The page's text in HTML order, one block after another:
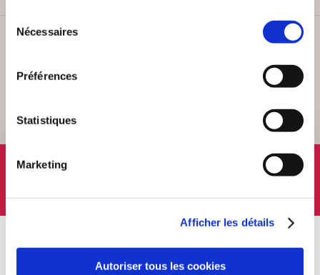
Nécessaires
Préférences
Statistiques
Marketing
Afficher les détails
Autoriser tous les cookies
À PROPOS OFFRES